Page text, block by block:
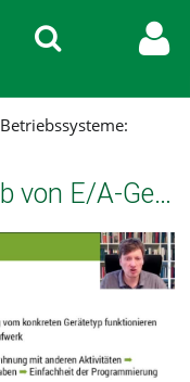
Betriebssysteme:
Betriebssysteme: Betrieb von E/A-Geräten